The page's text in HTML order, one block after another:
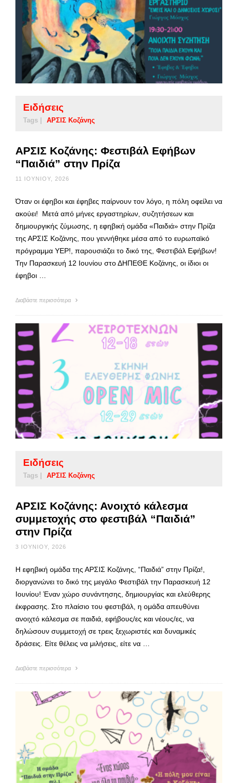
Ειδήσεις
Tags | ΑΡΣΙΣ Κοζάνης
ΑΡΣΙΣ Κοζάνης: Φεστιβάλ Εφήβων
“Παιδιά” στην Πρίζα
11 ΙΟΥΝΊΟΥ, 2026
Όταν οι έφηβοι και έφηβες παίρνουν τον λόγο, η πόλη οφείλει να
ακούει! Μετά από μήνες εργαστηρίων, συζητήσεων και
δημιουργικής ζύμωσης, η εφηβική ομάδα «Παιδιά» στην Πρίζα
της ΑΡΣΙΣ Κοζάνης, που γεννήθηκε μέσα από το ευρωπαϊκό
πρόγραμμα YEP!, παρουσιάζει το δικό της, Φεστιβάλ Εφήβων!
Την Παρασκευή 12 Ιουνίου στο ΔΗΠΕΘΕ Κοζάνης, οι ίδιοι οι
έφηβοι …
Διαβάστε περισσότερα
Ειδήσεις
Tags | ΑΡΣΙΣ Κοζάνης
ΑΡΣΙΣ Κοζάνης: Ανοιχτό κάλεσμα
συμμετοχής στο φεστιβάλ “Παιδιά”
στην Πρίζα
3 ΙΟΥΝΊΟΥ, 2026
Η εφηβική ομάδα της ΑΡΣΙΣ Κοζάνης, “Παιδιά” στην Πρίζα!,
διοργανώνει το δικό της μεγάλο Φεστιβάλ την Παρασκευή 12
Ιουνίου! Έναν χώρο συνάντησης, δημιουργίας και ελεύθερης
έκφρασης. Στο πλαίσιο του φεστιβάλ, η ομάδα απευθύνει
ανοιχτό κάλεσμα σε παιδιά, εφήβους/ες και νέους/ες, να
δηλώσουν συμμετοχή σε τρεις ξεχωριστές και δυναμικές
δράσεις. Είτε θέλεις να μιλήσεις, είτε να …
Διαβάστε περισσότερα